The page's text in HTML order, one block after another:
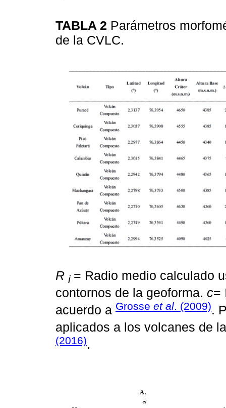
TABLA 2 Parámetros
de la CVLC.
R i = Radio medio calculado
contornos de la geoforma. c=
acuerdo a Grosse et al . (2009).
aplicados a los volcanes de
(2016).